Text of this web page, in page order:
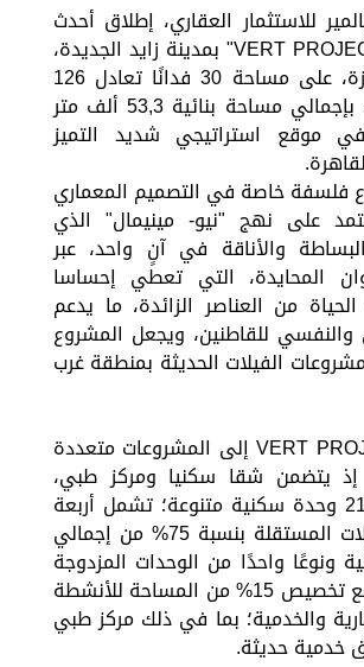
للاستثمار العقاري، إطلاق أحدث
مشروعاته "VERT PROJECT" بمدينة زايد الجديدة،
بمحافظة الجيزة، على مساحة 30 فدانًا تعادل 126
ألف متر مربع، بإجمالي مساحة بنائية 53,3 ألف متر
موقع استراتيجي شديد التميز
فلسفة خاصة في التصميم المعماري
على نهج "نيو- مينيمال" الذي
والأناقة في آنٍ واحد، عبر
المحايدة، التي تعطي إحساسا
من العناصر الزائدة، ما يدعم
والنفسي للقاطنين، ويجعل المشروع
الفيلات الحديثة بمنطقة غرب
ينتمي ""VERT PROJECT إلى المشروعات متعددة
إذ يتضمن شقا سكنيا ومركز طبي،
ويتكون من 213 وحدة سكنية متنوعة؛ تشمل أربعة
أنواع من الفيلات المستقلة بنسبة 75% من إجمالي
ونوعًا واحدًا من الوحدات المزدوجة
بنسبة 25%، مع تخصيص 15% من المساحة للأنشطة
والخدمية؛ بما في ذلك مركز طبي
خدمية حديثة.